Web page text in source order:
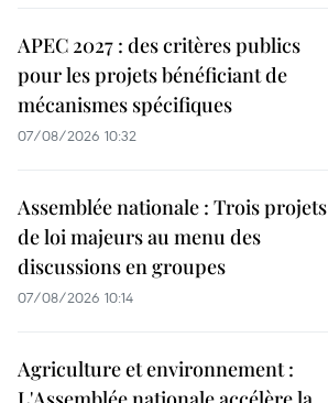
APEC 2027 : des critères publics
pour les projets bénéficiant de
mécanismes spécifiques
07/08/2026 10:32
Assemblée nationale : Trois projets
de loi majeurs au menu des
discussions en groupes
07/08/2026 10:14
Agriculture et environnement :